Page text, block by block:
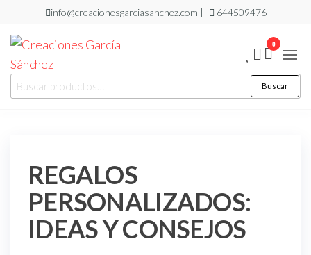
info@creacionesgarciasanchez.com || 644509476
Creaciones
García
regalos
personalizados
Buscar
0
REGALOS
PERSONALIZADOS:
IDEAS Y CONSEJOS